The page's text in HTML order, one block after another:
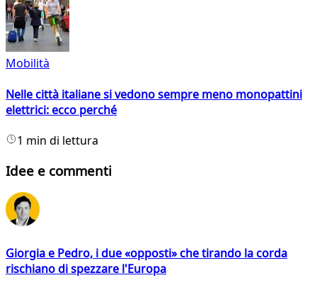
Mobilità
Nelle città italiane si vedono sempre meno monopattini
elettrici: ecco perché
1 min di lettura
Idee e commenti
Giorgia e Pedro, i due «opposti» che tirando la corda
rischiano di spezzare l'Europa